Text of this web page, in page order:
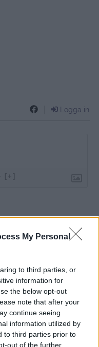
My Personal
to third parties, or
information for
the below opt-out
note that after your
continue seeing
information utilized by
to third parties prior to
out of the further
Logga in
[+]
när vi är inne på